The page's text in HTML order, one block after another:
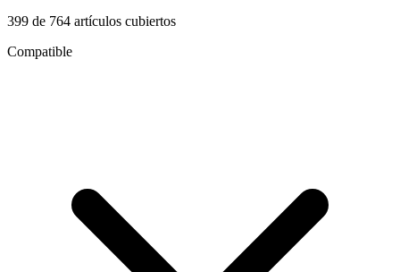
399 de 764 artículos cubiertos
Compatible